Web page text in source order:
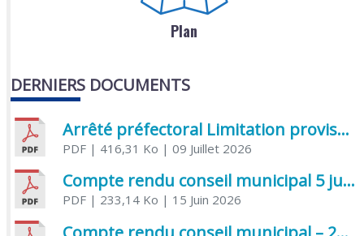
Plan
DERNIERS DOCUMENTS
Arrêté préfectoral Limitation provisoire des usages de l’eau
PDF| 416,31 Ko | 09 Juillet 2026
Compte rendu conseil municipal 5 juin 2026 sénatoriale
PDF| 233,14 Ko | 15 Juin 2026